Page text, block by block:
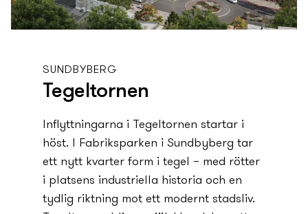
SUNDBYBERG
Tegeltornen
Inflyttningarna i Tegeltornen startar i
höst. I Fabriksparken i Sundbyberg tar
ett ny­tt kvarter form i tegel – med rötter
i platsens industriella historia och en
tydlig riktning mot ett modernt stadsliv.